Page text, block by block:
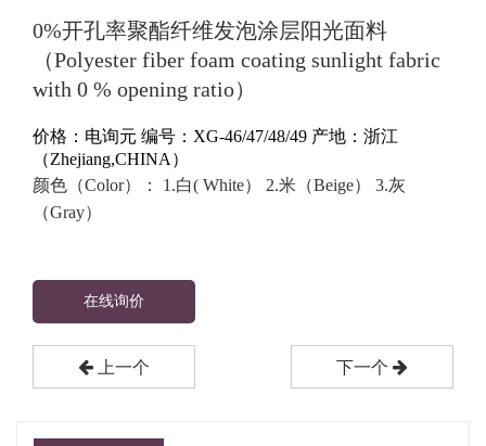
0%开孔率聚酯纤维发泡涂层阳光面料
（Polyester fiber foam coating sunlight fabric
with 0 % opening ratio）
价格： 电询元 编号：XG-46/47/48/49 产地：浙江
（Zhejiang,CHINA）
颜色（Color）： 1.白( White） 2.米（Beige） 3.灰
（Gray）
在线询价
上一个 下一个